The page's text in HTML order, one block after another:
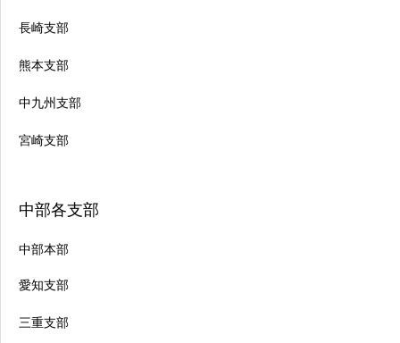
長崎支部
熊本支部
中九州支部
宮崎支部
中部各支部
中部本部
愛知支部
三重支部